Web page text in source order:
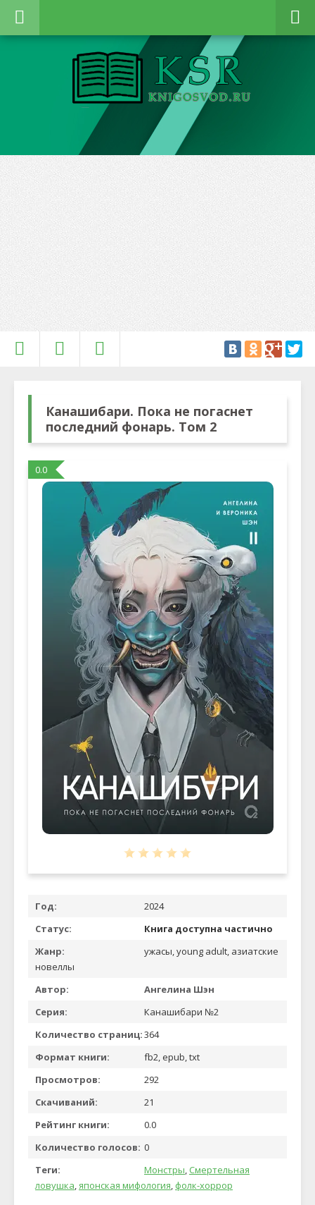
Канашибари. Пока не погаснет
последний фонарь. Том 2
0.0
Год:
2024
Статус:
Книга доступна частично
Жанр:
ужасы, young adult, азиатские
новеллы
Автор:
Ангелина Шэн
Серия:
Канашибари №2
Количество страниц:364
Формат книги:
fb2, epub, txt
Просмотров:
292
Скачиваний:
21
Рейтинг книги:
0.0
Количество голосов: 0
Теги:
Монстры, Смертельная
ловушка,японская мифология, фолк-хоррор